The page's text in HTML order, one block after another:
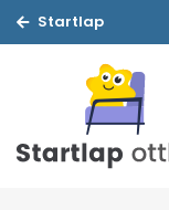
Startlap